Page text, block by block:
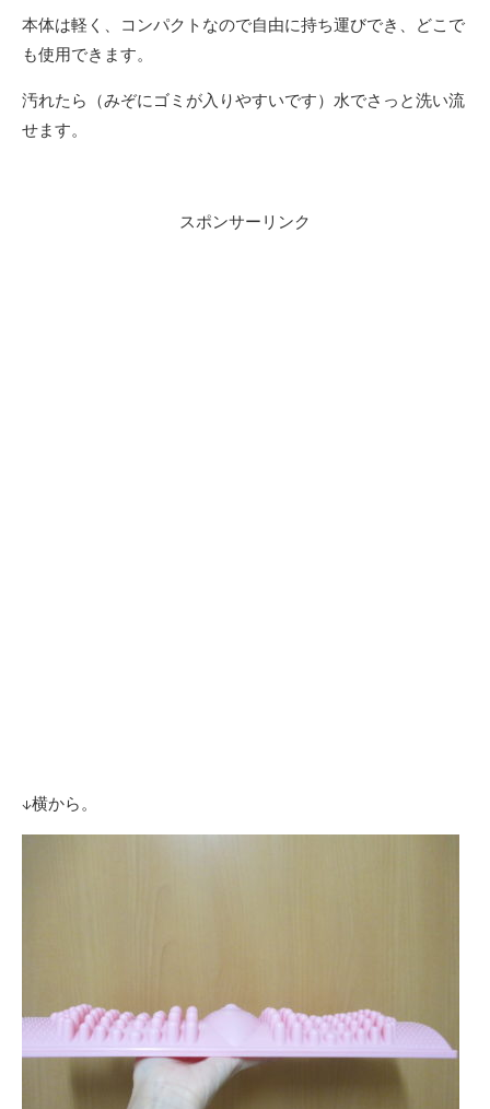
本体は軽く、コンパクトなので自由に持ち運びでき、どこで
も使用できます。
汚れたら（みぞにゴミが入りやすいです）水でさっと洗い流
せます。
スポンサーリンク
↓横から。